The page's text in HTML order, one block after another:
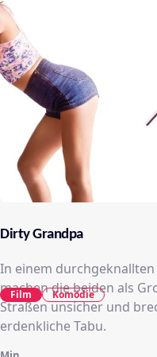
Dirty Grandpa
In einem
machen die beiden als
Straßen unsicher und
erdenkliche Tabu.
Film Komödie